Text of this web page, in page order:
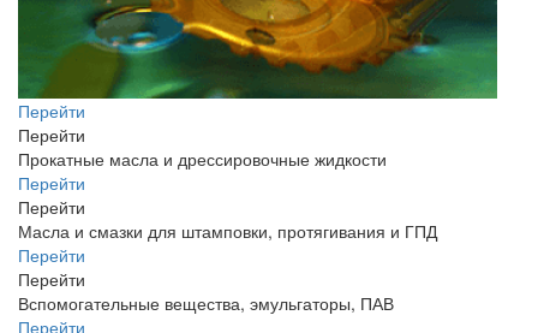
Перейти
Перейти
Прокатные масла и дрессировочные жидкости
Перейти
Перейти
Масла и смазки для штамповки, протягивания и ГПД
Перейти
Перейти
Вспомогательные вещества, эмульгаторы, ПАВ
Перейти